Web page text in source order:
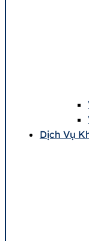
Dịch Vụ